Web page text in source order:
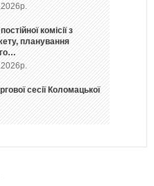
комісії з
планування
сесії Коломацької